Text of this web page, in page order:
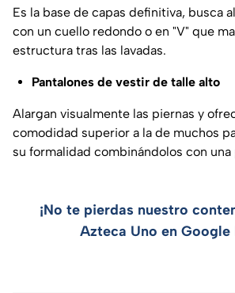
Es la base de capas definitiva, busca
con un cuello redondo o en "V" que
estructura tras las lavadas.
Pantalones de vestir de talle alto
Alargan visualmente las piernas y
comodidad superior a la de muchos
su formalidad combinándolos con una
¡No te pierdas nuestro
Azteca Uno en Google